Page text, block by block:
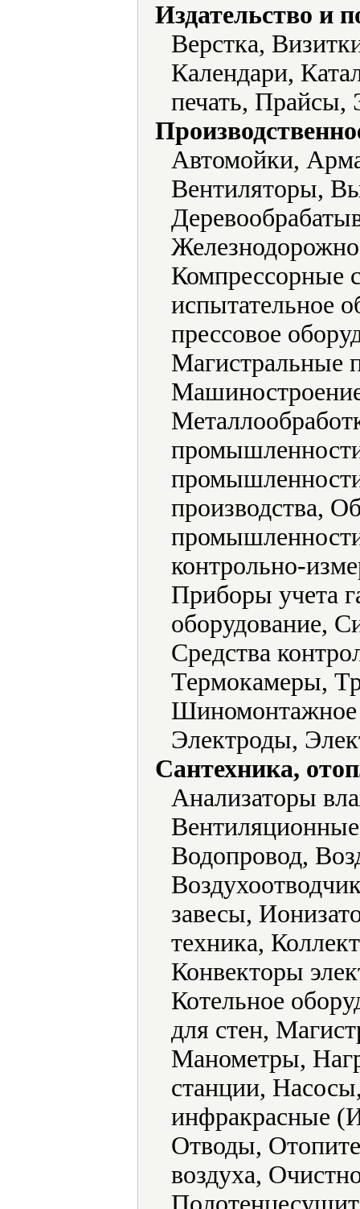
Издательство и
Верстка,
Календари,
печать, Прайсы,
Автомойки,
Вентиляторы,
Компрессорные
испытательное
прессовое
Магистральные
производства,
контрольно-
Приборы учета
оборудование,
Средства
Термокамеры,
Шиномонтажное
Электроды,
Сантехника,
Анализаторы
Водопровод,
завесы,
техника,
Конвекторы
Котельное
для стен,
Манометры,
станции,
инфракрасные
Отводы,
воздуха,